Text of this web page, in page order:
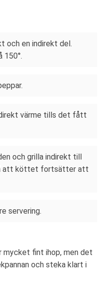
och en indirekt del.
150°.
värme tills det fått
och grilla indirekt till
att köttet fortsätter att
servering.
mycket fint ihop, men det
och steka klart i